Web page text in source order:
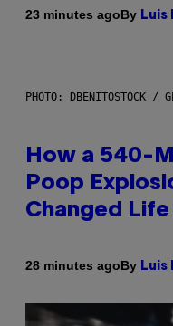
23 minutes agoBy Luis
PHOTO: DBENITOSTOCK /
How a 540-
Poop
Changed
28 minutes agoBy Luis